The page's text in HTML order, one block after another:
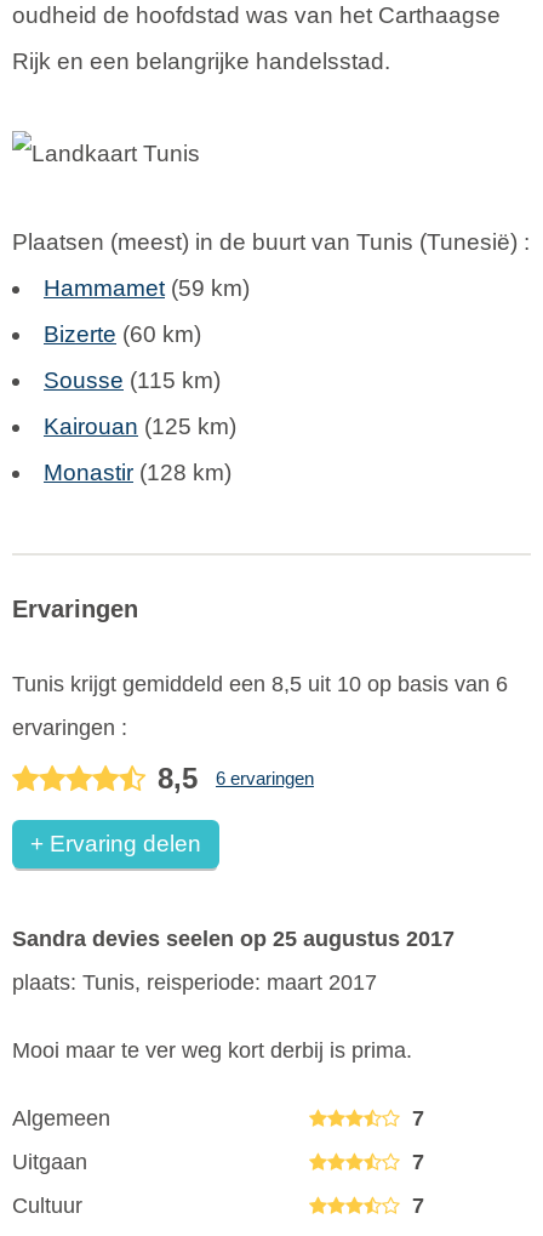
oudheid de hoofdstad was van het Carthaagse
Rijk en een belangrijke handelsstad.
Plaatsen (meest) in de buurt van Tunis (Tunesië) :
Hammamet (59 km)
Bizerte (60 km)
Sousse (115 km)
Kairouan (125 km)
Monastir (128 km)
Ervaringen
Tunis krijgt gemiddeld een 8,5 uit 10 op basis van 6
ervaringen :
8,5 6 ervaringen
+ Ervaring delen
Sandra devies seelen op 25 augustus 2017
plaats: Tunis, reisperiode: maart 2017
Mooi maar te ver weg kort derbij is prima.
Algemeen
7
Uitgaan
7
Cultuur
7